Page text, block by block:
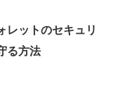
レットのセキュリ
る方法